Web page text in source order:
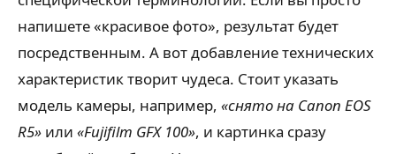
напишете «красивое фото», результат будет
посредственным. А вот добавление технических
характеристик творит чудеса. Стоит указать
модель камеры, например, «снято на Canon EOS
R5» или «Fujifilm GFX 100», и картинка сразу